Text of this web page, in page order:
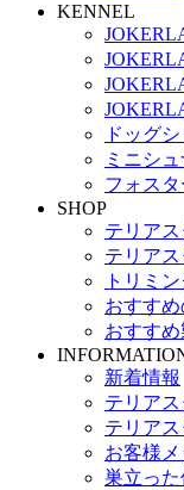
KENNEL
ドッグ
ミニシ
フォスタ
SHOP
テリア
テリア
トリミ
おすす
おすす
新着情報
テリアス
テリアス
お客様
巣立った